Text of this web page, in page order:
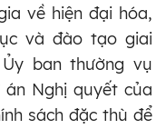
về hiện đại hóa,
và đào tạo giai
ban thường vụ
Nghị quyết của
sách đặc thù để